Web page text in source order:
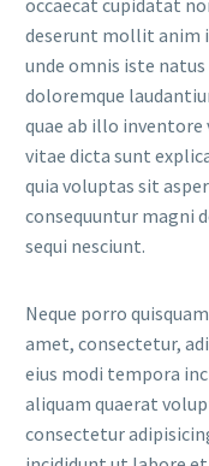
deserunt mollit anim
unde omnis iste
doloremque
quae ab illo
vitae dicta sunt
quia voluptas sit
consequuntur magni
sequi nesciunt.
Neque porro
amet, consectetur,
eius modi tempora
aliquam quaerat
consectetur